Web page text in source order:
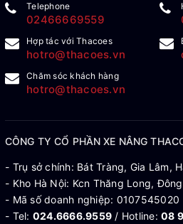
Telephone
02466669559
Hợp tác với Thacoes
hotro@thacoes.vn
Chăm sóc khách hàng
hotro@thacoes.vn
CÔNG TY CỔ PHẦN XE NÂNG
- Trụ sở chính: Bát Tràng, Gia Lâm,
- Kho Hà Nội: Kcn Thăng Long,
- Mã số doanh nghiệp: 0107545020
- Tel: 024.6666.9559 / Hotline: 08